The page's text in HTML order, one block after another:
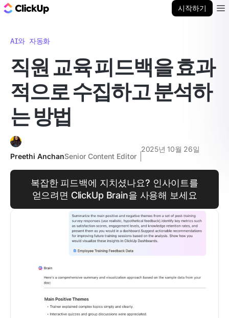
시작하기
AI와 자동화
직원 교육 피드백을 효과
적으로 수집하고 분석하
는 방법
Preethi AnchanSenior Content Editor
2025년 10월 26일
복잡한 피드백에 지치셨나요? 인사이트를
얻으려면 ClickUp Brain을 사용해 보세요